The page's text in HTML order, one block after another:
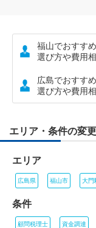
福山でおすす
選び方や費用
広島でおすす
選び方や費用
エリア・条件の変更
エリア
広島県 福山市 大門
条件
顧問税理士 資金調達